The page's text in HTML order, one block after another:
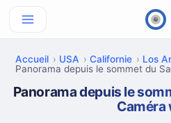
Accueil USA Californie
Los
Panorama depuis le sommet du
Panorama depuis le
Caméra